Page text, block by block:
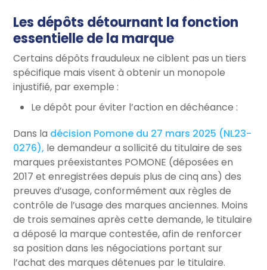
Les dépôts détournant la fonction
essentielle de la marque
Certains dépôts frauduleux ne ciblent pas un tiers
spécifique mais visent à obtenir un monopole
injustifié, par exemple :
Le dépôt pour éviter l’action en déchéance :
Dans la décision Pomone du 27 mars 2025 (NL23-
0276), le demandeur a sollicité du titulaire de ses
marques préexistantes POMONE (déposées en
2017 et enregistrées depuis plus de cinq ans) des
preuves d’usage, conformément aux règles de
contrôle de l’usage des marques anciennes. Moins
de trois semaines après cette demande, le titulaire
a déposé la marque contestée, afin de renforcer
sa position dans les négociations portant sur
l’achat des marques détenues par le titulaire.